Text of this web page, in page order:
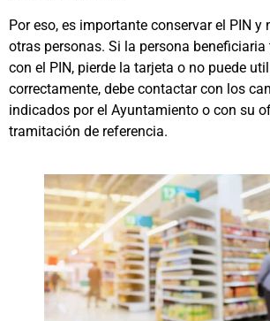
Por eso, es importante conservar el PIN
otras personas. Si la persona
con el PIN, pierde la tarjeta o no puede
correctamente, debe contactar con los
indicados por el Ayuntamiento o con su
tramitación de referencia.